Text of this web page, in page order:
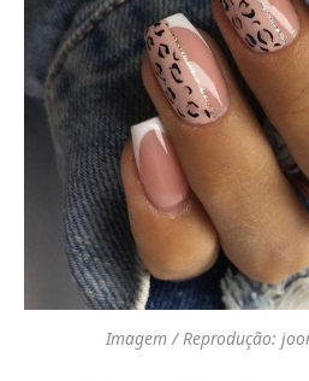
Imagem / Reprodução: